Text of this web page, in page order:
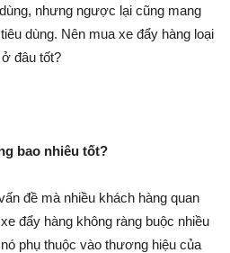
nhưng ngược lại cũng mang
dùng. Nên mua xe đẩy hàng loại
đâu tốt?
bao nhiêu tốt?
đề mà nhiều khách hàng quan
đẩy hàng không ràng buộc nhiều
phụ thuộc vào thương hiệu của